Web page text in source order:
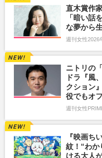
直木賞作
「暗い話
な夢から
週刊女性2026
ニトリの
ドラ『風
クション
役でもオ
週刊女性
『映画ち
紋！“わか
ける大人